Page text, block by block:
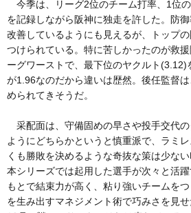
今季は、リーグ2位のチーム打率、1位
を記録しながら阪神に独走を許した。防
改善しているようにも見えるが、トップ
つけられている。特に苦しかったのが救
ーグワーストで、最下位のヤクルト(3.12)
が1.96なのだから違いは歴然。後任監督
められてきそうだ。
采配面は、守備固めの早さや投手交代
ようにどちらかというと慎重派で、ラミ
くも勝敗を決めるような奇抜な策は少な
本シリーズでは起用した選手が次々と活
もとで結束力が高く、粘り強いチームを
を生み出すマネジメント術で巧みさを見せ